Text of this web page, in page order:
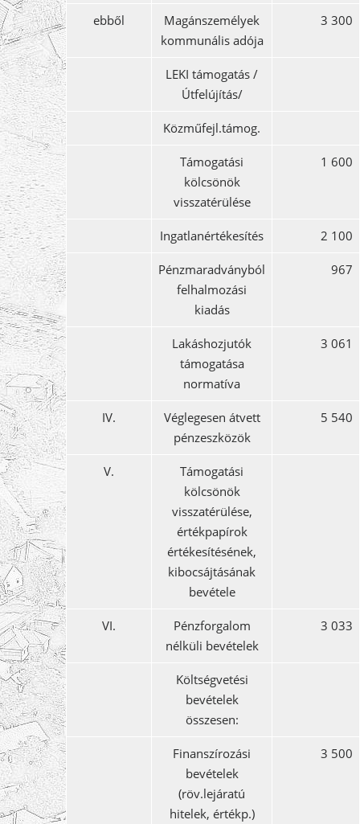
ebből
Magánszemélyek
kommunális adója
3 300
LEKI támogatás /
Útfelújítás/
Közműfejl.támog.
Támogatási
kölcsönök
visszatérülése
1 600
Ingatlanértékesítés 2 100
Pénzmaradványból
felhalmozási
kiadás
967
Lakáshozjutók
támogatása
normatíva
3 061
IV.
Véglegesen átvett
pénzeszközök
5 540
V.
Támogatási
kölcsönök
visszatérülése,
értékpapírok
értékesítésének,
kibocsájtásának
bevétele
VI.
Pénzforgalom
nélküli bevételek
3 033
Költségvetési
bevételek
összesen:
Finanszírozási
bevételek
(röv.lejáratú
hitelek, értékp.)
3 500